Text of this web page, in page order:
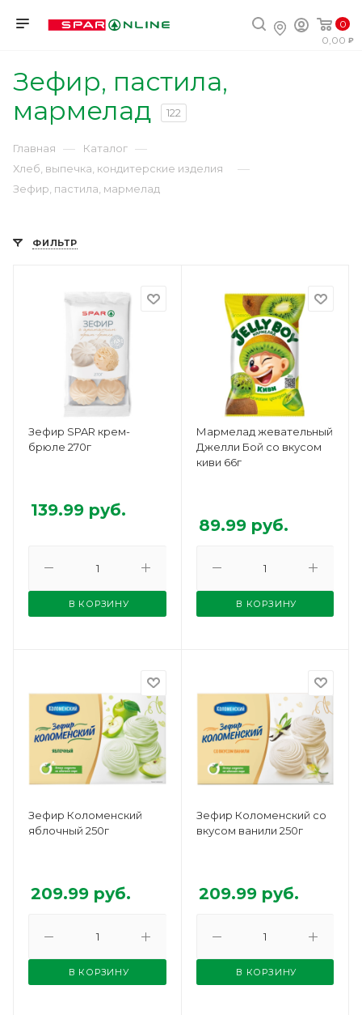
0
0,00
Зефир, пастила,
мармелад
122
Главная — Каталог —
Хлеб, выпечка, кондитерские изделия —
Зефир, пастила, мармелад
ФИЛЬТР
Зефир SPAR крем-
брюле 270г
139.99 руб.
В КОРЗИНУ
Мармелад жевательный
Джелли Бой со вкусом
киви 66г
89.99руб.
В КОРЗИНУ
Зефир Коломенский
яблочный 250г
209.99 руб.
В КОРЗИНУ
Зефир Коломенский со
вкусом ванили 250г
209.99руб.
В КОРЗИНУ